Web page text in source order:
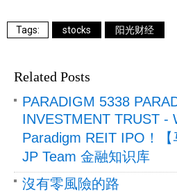
stocks 阳光财经
Related Posts
PARADIGM 5338
INVESTMENT TRUST -
Paradigm REIT IPO！【
JP Team 金融知识库
沒有零風險的路